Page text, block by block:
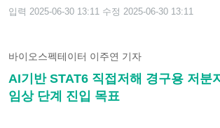
입력 2025-06-30 13:11 수정 2025-06-30 13:11
바이오스펙테이터 이주연 기자
AI기반 STAT6 직접저해 경구용 저분
임상 단계 진입 목표